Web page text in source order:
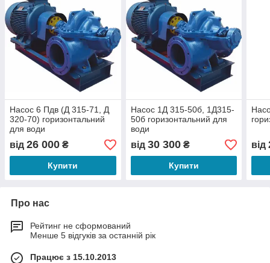
Насос 6 Пдв (Д 315-71, Д
320-70) горизонтальний
для води
від 26 000 ₴
Купити
Насос 1Д 315-50б, 1Д315-
50б горизонтальний для
води
від 30 300₴
Купити
від
Про нас
Рейтинг не сформований
Менше 5 відгуків за останній рік
Працює з 15.10.2013